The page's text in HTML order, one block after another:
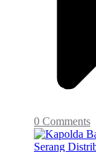
0 Comments